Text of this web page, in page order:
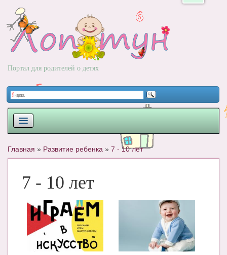
Портал для родителей о детях
НОВОРОЖДЕННЫЙ
РАЗВИТИЕ
ВОПРОС-ОТВЕТ
Главная » Развитие ребенка » 7 - 10 лет
7 - 10 лет